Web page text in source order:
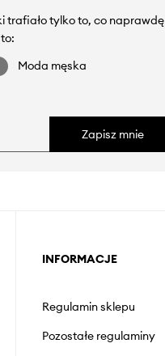
trafiało tylko to, co naprawdę
Moda męska
Zapisz mnie
INFORMACJE
Regulamin sklepu
Pozostałe regulaminy